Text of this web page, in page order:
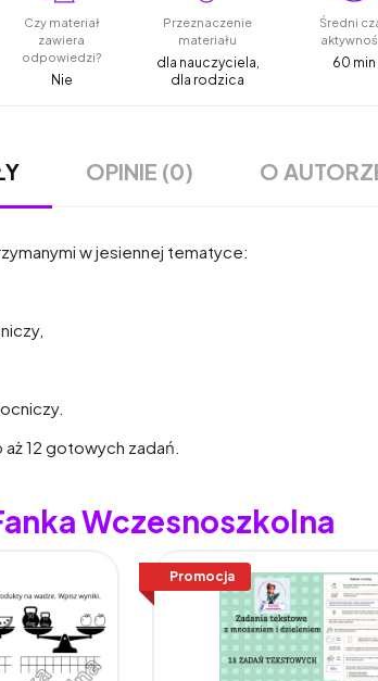
Czy materiał
zawiera
odpowiedzi?
Nie
Przeznaczenie
materiału
dla nauczyciela,
dla rodzica
Średni
60 min
OPINIE (0) O
w jesiennej tematyce:
12 gotowych zadań.
Wczesnoszkolna
Promocja